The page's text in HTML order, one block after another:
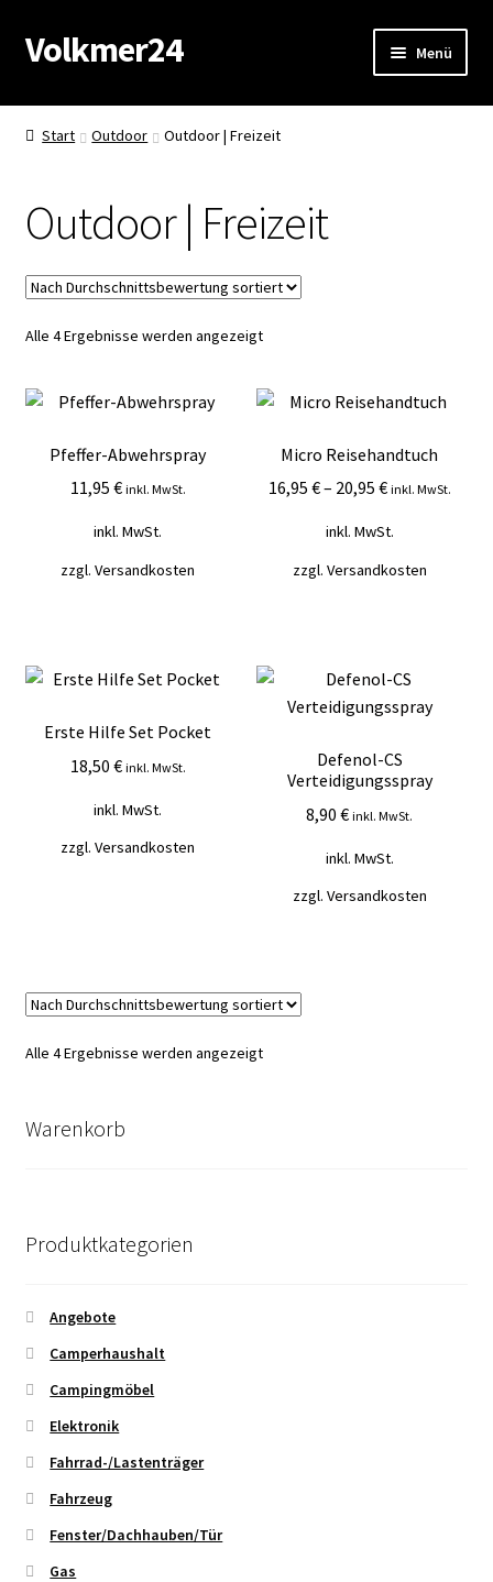
Zur
Navigation
Zum
Inhalt
Volkmer24 Menü
Start
Impressum
Datenschutz
Impressum
Kasse
Mein Konto
Vertrag widerrufen
Start Outdoor Outdoor | Freizeit
Outdoor | Freizeit
Alle 4 Ergebnisse werden angezeigtNach
Pfeffer-Abwehrspray
11,95 € inkl. MwSt.
inkl. MwSt.
zzgl.Versandkosten
Micro Reisehandtuch
16,95 €– 20,95 € inkl. MwSt.
inkl. MwSt.
zzgl. Versandkosten
Erste Hilfe Set Pocket
18,50 € inkl. MwSt.
inkl. MwSt.
zzgl.Versandkosten
Defenol-CS
Verteidigungsspray
8,90€ inkl. MwSt.
inkl. MwSt.
zzgl. Versandkosten
Alle 4 Ergebnisse werden angezeigtNach
Warenkorb
Produktkategorien
Angebote
Camperhaushalt
Campingmöbel
Elektronik
Fahrrad-/Lastenträger
Fahrzeug
Fenster/Dachhauben/Tür
Gas